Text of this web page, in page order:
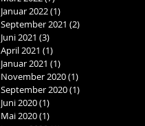
Januar 2022(1)
September 2021 (2)
Juni 2021 (3)
April 2021 (1)
Januar 2021 (1)
November 2020(1)
September 2020(1)
Juni 2020(1)
Mai 2020(1)